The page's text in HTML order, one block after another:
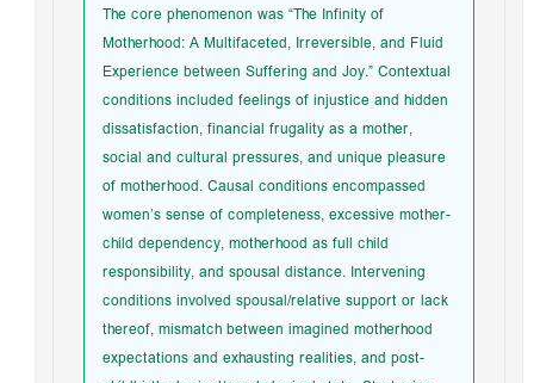
The core phenomenon was “The Infinity of
Motherhood: A Multifaceted, Irreversible, and Fluid
Experience between Suffering and Joy.” Contextual
conditions included feelings of injustice and hidden
dissatisfaction, financial frugality as a mother,
social and cultural pressures, and unique pleasure
of motherhood. Causal conditions encompassed
women’s sense of completeness, excessive mother-
child dependency, motherhood as full child
responsibility, and spousal distance. Intervening
conditions involved spousal/relative support or lack
thereof, mismatch between imagined motherhood
expectations and exhausting realities, and post-